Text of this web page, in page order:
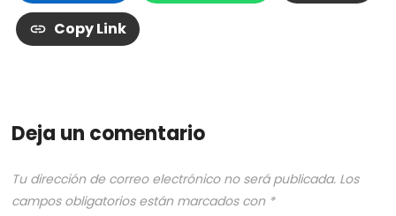
Copy Link
Deja un comentario
Tu dirección de correo electrónico no será publicada. Los
campos obligatorios están marcados con *